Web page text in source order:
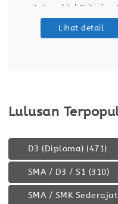
Internship) Kriteria
Lulusan D3/
Lihat detail
Lulusan
D3 (Diploma) (471)
SMA / D3 / S1 (310)
SMA / SMK Sederajat